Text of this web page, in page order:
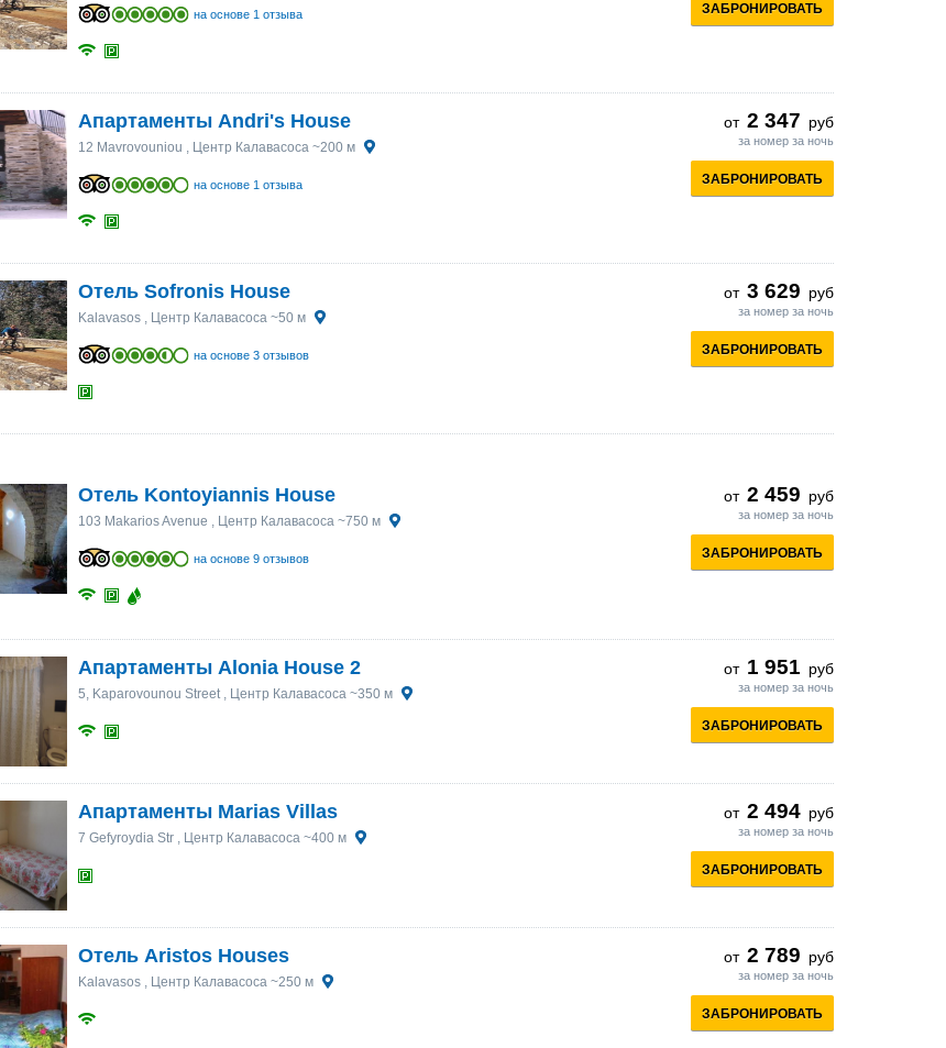
ЗАБРОНИРОВАТЬ
на основе 1 отзыва
от 2 347 руб
за номер за ночь
ЗАБРОНИРОВАТЬ
Апартаменты Andri's House
12 Mavrovouniou , Центр Калавасоса ~200 м
на основе 1 отзыва
от 3 629 руб
за номер за ночь
ЗАБРОНИРОВАТЬ
Отель Sofronis House
Kalavasos, Центр Калавасоса ~50 м
на основе 3 отзывов
от 2 459 руб
за номер за ночь
ЗАБРОНИРОВАТЬ
Отель Kontoyiannis House
103 Makarios Avenue , Центр Калавасоса ~750 м
на основе 9 отзывов
от 1 951 руб
за номер за ночь
ЗАБРОНИРОВАТЬ
Апартаменты Alonia House 2
5, Kaparovounou Street, Центр Калавасоса ~350 м
от 2 494 руб
за номер за ночь
ЗАБРОНИРОВАТЬ
Апартаменты Marias Villas
7 Gefyroydia Str, Центр Калавасоса ~400 м
от 2 789 руб
за номер за ночь
ЗАБРОНИРОВАТЬ
Отель Aristos Houses
Kalavasos, Центр Калавасоса ~250 м